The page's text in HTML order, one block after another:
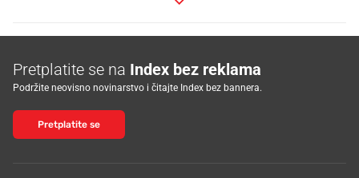
Pretplatite se na Index bez reklama
Podržite neovisno novinarstvo i čitajte Index bez bannera.
Pretplatite se